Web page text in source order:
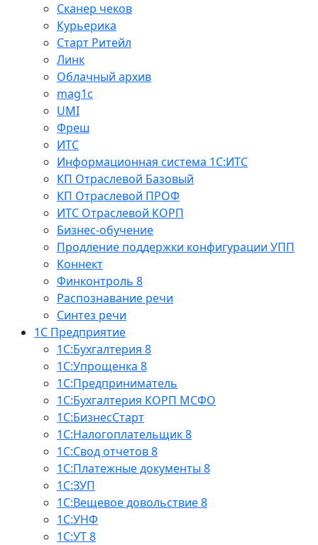
Сканер чеков
Курьерика
Старт Ритейл
Линк
Облачный архив
mag1c
UMI
Фреш
ИТС
Информационная система 1С:ИТС
КП Отраслевой Базовый
КП Отраслевой ПРОФ
ИТС Отраслевой КОРП
Бизнес-обучение
Продление поддержки конфигурации УПП
Коннект
Финконтроль 8
Распознавание речи
Синтез речи
1С Предприятие
1С:Бухгалтерия 8
1С:Упрощенка 8
1С:Предприниматель
1С:Бухгалтерия КОРП МСФО
1С:БизнесСтарт
1С:Налогоплательщик 8
1С:Свод отчетов 8
1С:Платежные документы 8
1С:ЗУП
1С:Вещевое довольствие 8
1С:УНФ
1С:УТ 8